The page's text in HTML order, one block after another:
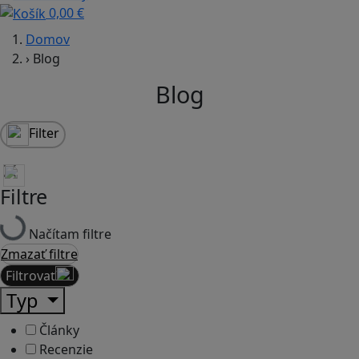
0,00 €
Domov
› Blog
Blog
Filter
Filtre
Načítam filtre
Zmazať filtre
Filtrovať
Typ
Články
Recenzie